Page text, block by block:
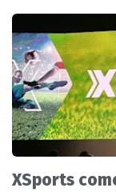
XSports